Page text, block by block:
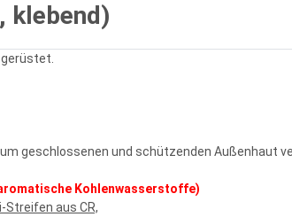
klebend)
geschlossenen und schützenden Außenhaut
Kohlenwasserstoffe)
aus CR,